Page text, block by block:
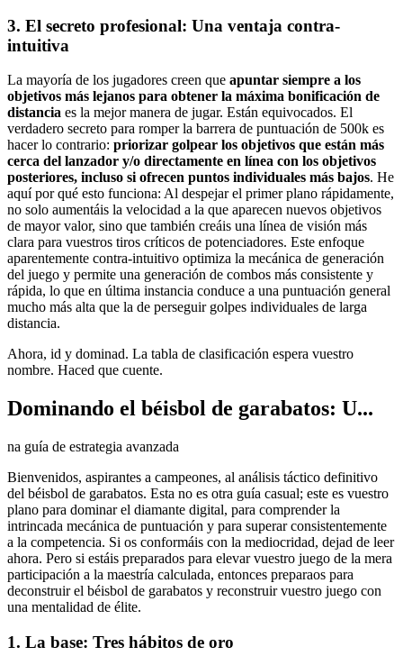
3. El secreto profesional: Una ventaja contra-
intuitiva
La mayoría de los jugadores creen que apuntar siempre a los
objetivos más lejanos para obtener la máxima bonificación de
distancia es la mejor manera de jugar. Están equivocados. El
verdadero secreto para romper la barrera de puntuación de 500k es
hacer lo contrario: priorizar golpear los objetivos que están más
cerca del lanzador y/o directamente en línea con los objetivos
posteriores, incluso si ofrecen puntos individuales más bajos. He
aquí por qué esto funciona: Al despejar el primer plano rápidamente,
no solo aumentáis la velocidad a la que aparecen nuevos objetivos
de mayor valor, sino que también creáis una línea de visión más
clara para vuestros tiros críticos de potenciadores. Este enfoque
aparentemente contra-intuitivo optimiza la mecánica de generación
del juego y permite una generación de combos más consistente y
rápida, lo que en última instancia conduce a una puntuación general
mucho más alta que la de perseguir golpes individuales de larga
distancia.
Ahora, id y dominad. La tabla de clasificación espera vuestro
nombre. Haced que cuente.
Dominando el béisbol de garabatos: U...
na guía de estrategia avanzada
Bienvenidos, aspirantes a campeones, al análisis táctico definitivo
del béisbol de garabatos. Esta no es otra guía casual; este es vuestro
plano para dominar el diamante digital, para comprender la
intrincada mecánica de puntuación y para superar consistentemente
a la competencia. Si os conformáis con la mediocridad, dejad de leer
ahora. Pero si estáis preparados para elevar vuestro juego de la mera
participación a la maestría calculada, entonces preparaos para
deconstruir el béisbol de garabatos y reconstruir vuestro juego con
una mentalidad de élite.
1. La base: Tres hábitos de oro